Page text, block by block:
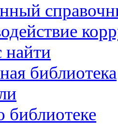
найти
библиотека
библиотеке